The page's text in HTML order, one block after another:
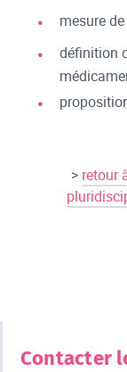
mesure
définition
> retour
Contacter